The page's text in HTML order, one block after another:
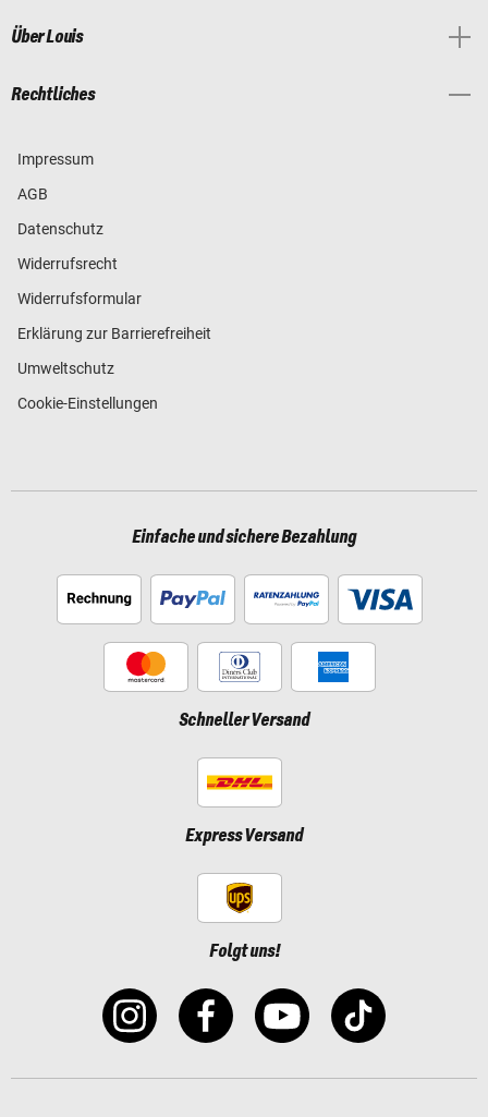
Über Louis
Rechtliches
Impressum
AGB
Datenschutz
Widerrufsrecht
Widerrufsformular
Erklärung zur Barrierefreiheit
Umweltschutz
Cookie-Einstellungen
Einfache und sichere Bezahlung
Schneller Versand
Express Versand
Folgt uns!